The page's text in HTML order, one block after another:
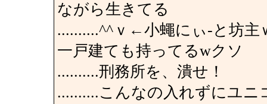
ながら生きてる
..........^^ｖ←小蠅にぃ-と坊主
一戸建ても持ってるwクソ
..........刑務所を、潰せ！
..........こんなの入れずにユ